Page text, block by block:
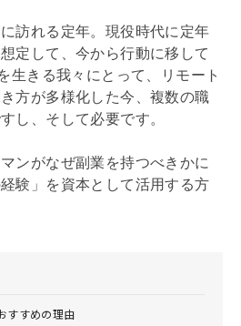
訪れる定年。現役時代に定年
定して、今から行動に移して
生きる我々にとって、リモート
方が多様化した今、複数の職
し、そして必要です。
ンがなぜ副業を持つべきかに
験」を資本として活用する方
すすめの理由